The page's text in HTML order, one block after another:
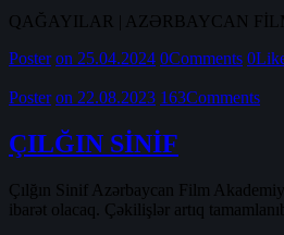
QAĞAYILAR | AZƏRBAYCAN FİLM
Poster on 25.04.2024 0Comments 0
Poster on 22.08.2023 163Comments
ÇILĞIN SİNİF
Çılğın Sinif Azərbaycan Film
ibarət olacaq. Çəkilişlər artıq